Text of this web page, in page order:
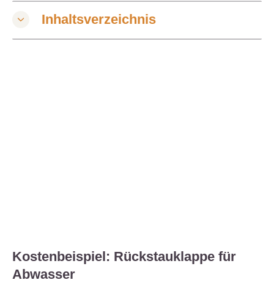
Inhaltsverzeichnis
Kostenbeispiel: Rückstauklappe für
Abwasser